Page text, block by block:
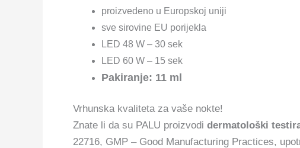
proizvedeno u Europskoj uniji
sve sirovine EU porijekla
LED 48 W – 30 sek
LED 60 W – 15 sek
Pakiranje: 11 ml
Vrhunska kvaliteta za vaše nokte!
Znate li da su PALU proizvodi dermatološki
22716, GMP – Good Manufacturing Practices,